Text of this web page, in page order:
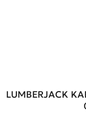
LUMBERJACK